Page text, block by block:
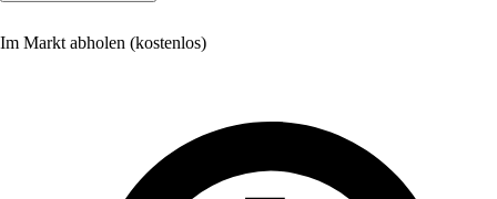
Im Markt abholen (kostenlos)